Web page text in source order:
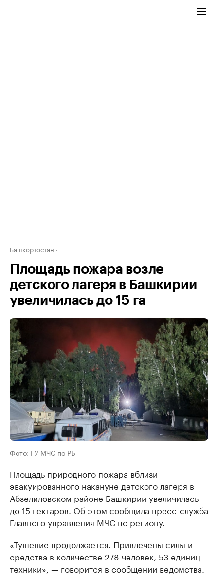
Башкортостан
Площадь пожара возле
детского лагеря в Башкирии
увеличилась до 15 га
Фото: ГУ МЧС по РБ
Площадь природного пожара вблизи
эвакуированного накануне детского лагеря в
Абзелиловском районе Башкирии увеличилась
до 15 гектаров. Об этом сообщила пресс-служба
Главного управления МЧС по региону.
«Тушение продолжается. Привлечены силы и
средства в количестве 278 человек, 53 единиц
техники», — говорится в сообщении ведомства.